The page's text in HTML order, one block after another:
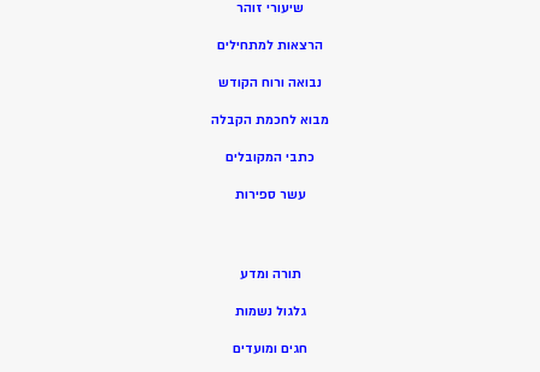
שיעורי זוהר
הרצאות למתחילים
נבואה ורוח הקודש
מבוא לחכמת הקבלה
כתבי המקובלים
עשר ספירות
תורה ומדע
גלגול נשמות
חגים ומועדים